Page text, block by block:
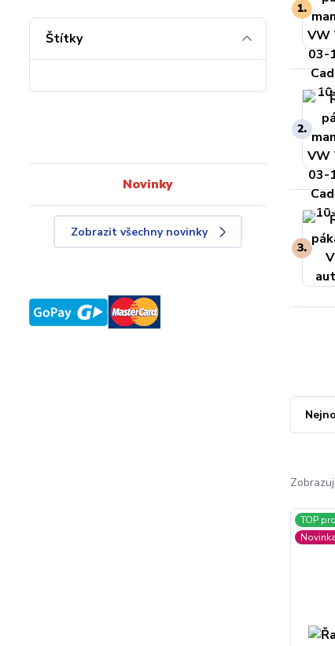
1.
2.
3.
TOP
Novinka
Štítky
Novinky
Zobrazit všechny novinky